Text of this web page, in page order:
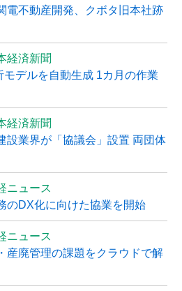
電不動産開発、クボタ旧本社跡
経済新聞
デルを自動生成 1カ月の作業
経済新聞
設業界が「協議会」設置 両団体
ニュース
のDX化に向けた協業を開始
ニュース
産廃管理の課題をクラウドで解